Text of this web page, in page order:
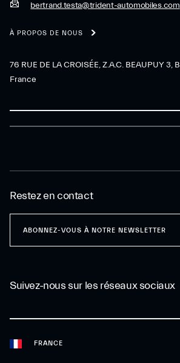
bertrand.testa@trident-automobiles.com
À PROPOS DE NOUS
76 RUE DE LA CROISÉE, Z.A.C. BEAUPUY 3,
France
FRANCE
Suivez-nous sur les réseaux sociaux
Restez en contact
ABONNEZ-VOUS À NOTRE NEWSLETTER